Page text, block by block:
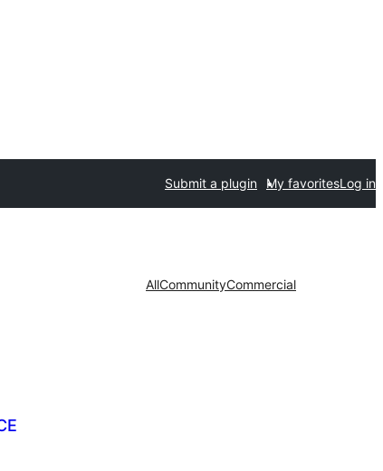
Submit a plugin My favoritesLog in
AllCommunityCommercial